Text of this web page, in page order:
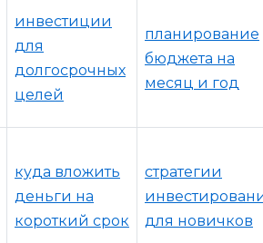
инвестиции
для
долгосрочных
целей
планирование
бюджета на
месяц и год
куда вложить
деньги на
короткий срок
стратегии
для новичков